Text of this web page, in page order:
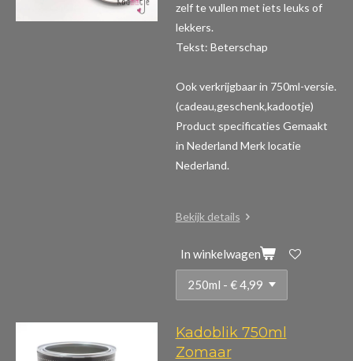
zelf te vullen met iets leuks of
lekkers.
Tekst: Beterschap
Ook verkrijgbaar in 750ml-versie.
(cadeau,geschenk,kadootje)
Product specificaties Gemaakt
in Nederland Merk locatie
Nederland.
Bekijk details
In winkelwagen
Kadoblik 750ml
Zomaar